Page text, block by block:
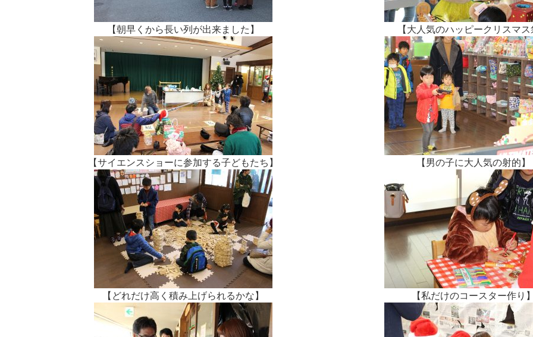
【朝早くから長い列が出来ました】 【大人気のハッピークリスマス
【サイエンスショーに参加する子どもたち】 【男の子に大人気の射的】
【どれだけ高く積み上げられるかな】 【私だけのコースター作り】